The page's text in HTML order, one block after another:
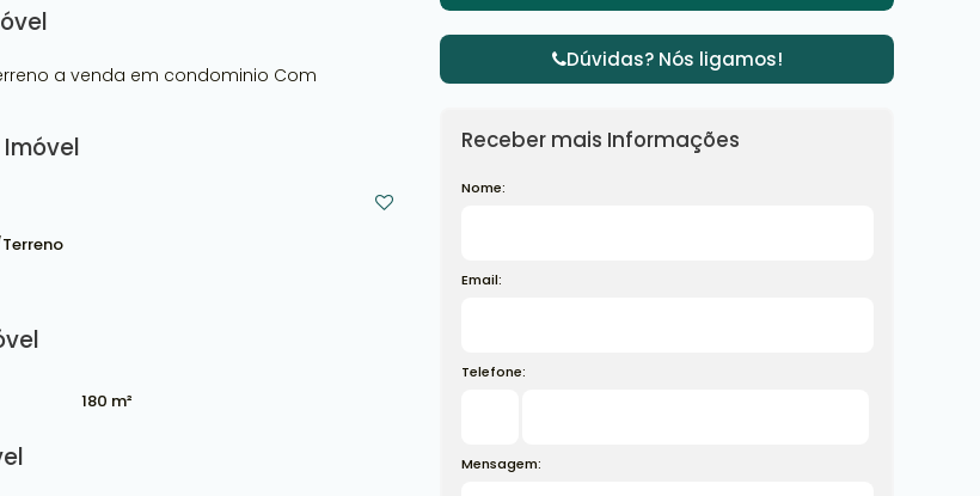
a venda em condominio Com
180 m²
Dúvidas? Nós ligamos!
Receber mais Informações
Nome:
Email:
Telefone:
Mensagem: